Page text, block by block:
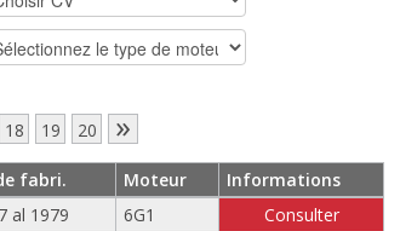
18 19 20 »
fabri. Moteur
Informations
al 1979 6G1
Consulter